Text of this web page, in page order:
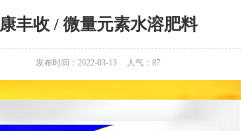
康丰收 / 微量元素水溶肥料
发布时间：2022-03-13 人气： 87